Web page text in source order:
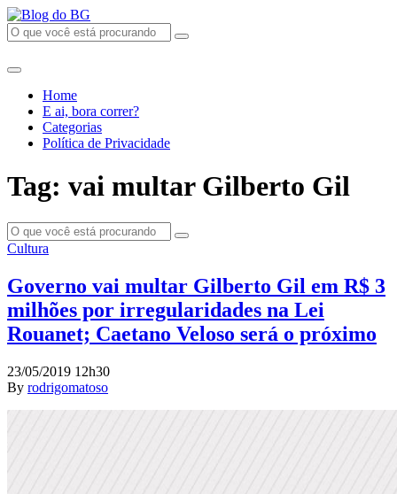
Home
E ai, bora correr?
Categorias
Política de Privacidade
Tag: vai multar Gilberto Gil
Cultura
Governo vai multar Gilberto Gil em R$ 3
milhões por irregularidades na Lei
Rouanet; Caetano Veloso será o próximo
23/05/2019 12h30
By rodrigomatoso